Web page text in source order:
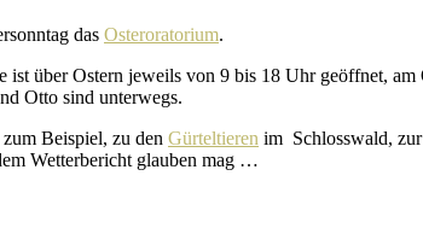
das Osteroratorium.
ist über Ostern jeweils von 9 bis 18 Uhr geöffnet,
Otto sind unterwegs.
zum Beispiel, zu den Gürteltieren im Schlosswald, zur
Wetterbericht glauben mag …